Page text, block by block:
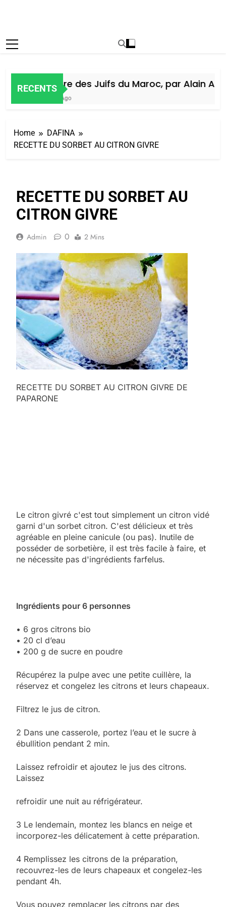
RECENTS
Histoire des Juifs du Maroc, par Alain Amiel
6 Jours Ago
Home
DAFINA
RECETTE DU SORBET AU CITRON GIVRE
RECETTE DU SORBET AU
CITRON GIVRE
Admin 0 2 Mins
RECETTE DU SORBET AU CITRON GIVRE DE
PAPARONE
Le citron givré c'est tout simplement un citron vidé
garni d'un sorbet citron. C'est délicieux et très
agréable en pleine canicule (ou pas). Inutile de
posséder de sorbetière, il est très facile à faire, et
ne nécessite pas d'ingrédients farfelus.
Ingrédients pour 6 personnes
• 6 gros citrons bio
• 20 cl d’eau
• 200 g de sucre en poudre
Récupérez la pulpe avec une petite cuillère, la
réservez et congelez les citrons et leurs chapeaux.
Filtrez le jus de citron.
2 Dans une casserole, portez l’eau et le sucre à
ébullition pendant 2 min.
Laissez refroidir et ajoutez le jus des citrons.
Laissez
refroidir une nuit au réfrigérateur.
3 Le lendemain, montez les blancs en neige et
incorporez-les délicatement à cette préparation.
4 Remplissez les citrons de la préparation,
recouvrez-les de leurs chapeaux et congelez-les
pendant 4h.
Vous pouvez remplacer les citrons par des
5
2025, l’année la plus